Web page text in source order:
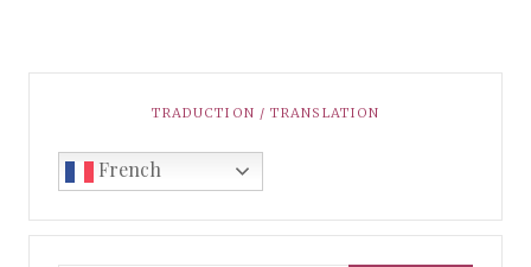
TRADUCTION / TRANSLATION
French